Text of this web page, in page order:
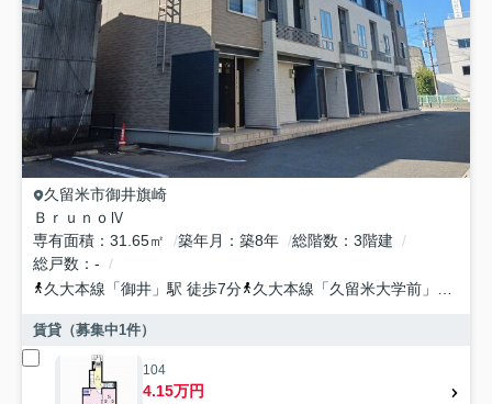
久留米市御井旗崎
ＢｒｕｎｏⅣ
専有面積
31.65㎡ 築年月 築8年 総階数
3階建
総戸数
-
久大本線 「御井 」駅 徒歩7分 久大本線 「久留米大学前 」駅 徒歩16分
賃貸（募集中1件）
104
4.15万円